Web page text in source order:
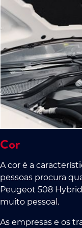
Cor
A cor é a
pessoas procura
Peugeot 508
muito pessoal.
As empresas e os